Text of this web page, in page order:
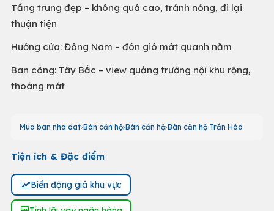
Tầng trung đẹp – không quá cao, tránh nóng, đi lại
thuận tiện
Hướng cửa: Đông Nam – đón gió mát quanh năm
Ban công: Tây Bắc – view quảng trường nội khu rộng,
thoáng mát
Mua ban nha dat Bán căn hộ Bán căn hộ Bán căn hộ Trần Hòa
Tiện ích & Đặc điểm
Biến động giá khu vực